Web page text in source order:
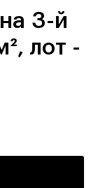
лот -